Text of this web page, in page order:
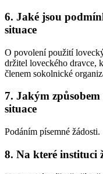
6. Jaké jsou
situace
O povolení použití
držitel loveckého dravce,
členem sokolnické
7. Jakým
situace
Podáním písemné žádosti.
8. Na které instituci